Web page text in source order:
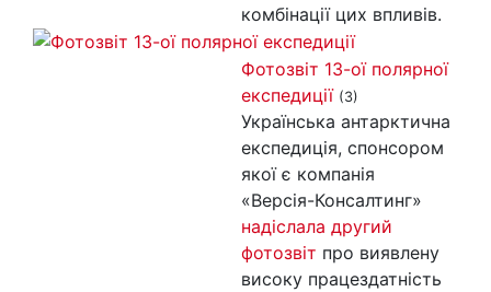
комбінації цих впливів.
Фотозвіт 13-ої полярної
експедиції (3)
Українська антарктична
експедиція, спонсором
якої є компанія
«Версія-Консалтинг»
надіслала другий
фотозвіт про виявлену
високу працездатність